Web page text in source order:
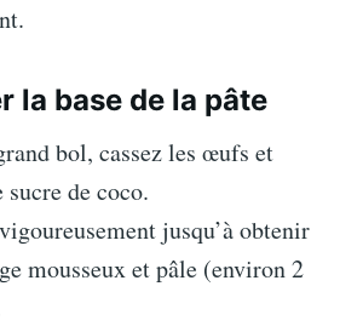
la base de la pâte
bol, cassez les œufs et
de coco.
jusqu’à obtenir
mousseux et pâle (environ 2